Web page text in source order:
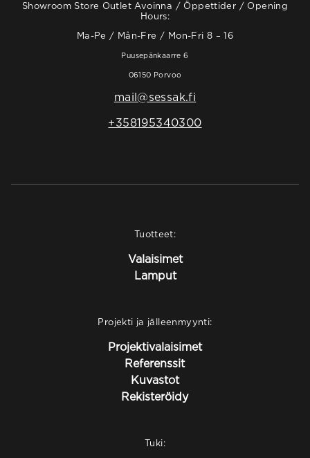
Showroom Store Outlet Avoinna / Öppettider / Opening
Hours:
Ma-Pe / Mån-Fre / Mon-Fri 8 – 16
Puusepänkaarre 6
06150 Porvoo
mail@sessak.fi
+358195340300
Tuotteet:
Valaisimet
Lamput
Projekti ja jälleenmyynti:
Projektivalaisimet
Referenssit
Kuvastot
Rekisteröidy
Tuki: